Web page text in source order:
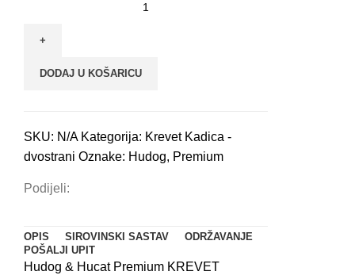
mačke
丨
količina
DODAJ U KOŠARICU
SKU: N/A Kategorija: Krevet Kadica -
dvostrani Oznake: Hudog, Premium
Podijeli:
OPIS SIROVINSKI SASTAV
ODRŽAVANJE
POŠALJI UPIT
Hudog & Hucat Premium KREVET